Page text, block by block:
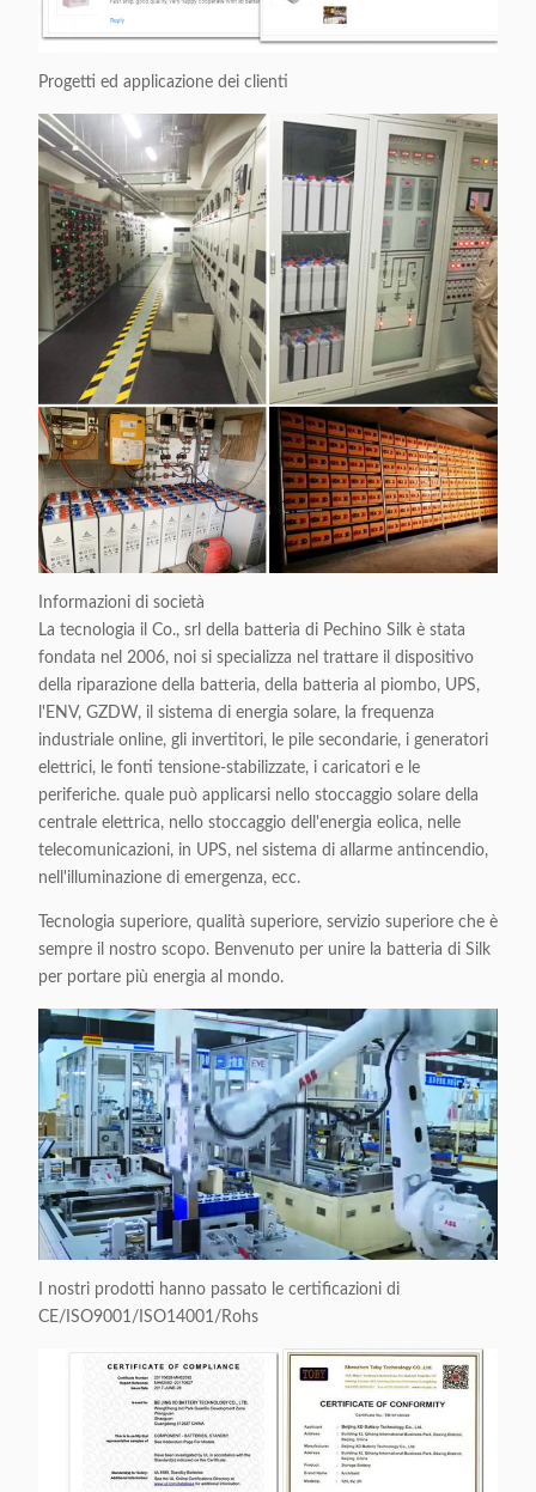
Progetti ed applicazione dei clienti
Informazioni di società
La tecnologia il Co., srl della batteria di Pechino Silk è stata
fondata nel 2006, noi si specializza nel trattare il dispositivo
della riparazione della batteria, della batteria al piombo, UPS,
l'ENV, GZDW, il sistema di energia solare, la frequenza
industriale online, gli invertitori, le pile secondarie, i generatori
elettrici, le fonti tensione-stabilizzate, i caricatori e le
periferiche. quale può applicarsi nello stoccaggio solare della
centrale elettrica, nello stoccaggio dell'energia eolica, nelle
telecomunicazioni, in UPS, nel sistema di allarme antincendio,
nell'illuminazione di emergenza, ecc.
Tecnologia superiore, qualità superiore, servizio superiore che è
sempre il nostro scopo. Benvenuto per unire la batteria di Silk
per portare più energia al mondo.
I nostri prodotti hanno passato le certificazioni di
CE/ISO9001/ISO14001/Rohs